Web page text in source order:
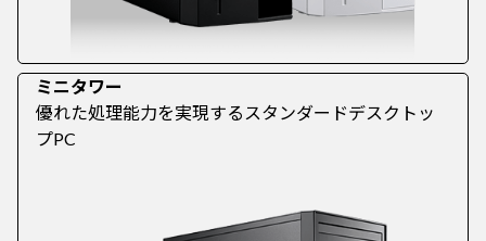
ミニタワー
優れた処理能力を実現するスタンダードデスクトッ
プPC